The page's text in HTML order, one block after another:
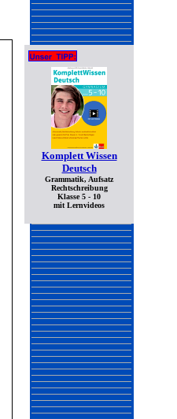
Komplett Wissen
Deutsch
Grammatik, Aufsatz
Rechtschreibung
Klasse 5 - 10
mit Lernvideos